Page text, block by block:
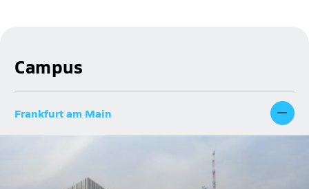
Campus
Frankfurt am Main